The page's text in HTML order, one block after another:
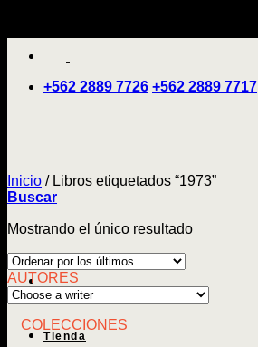
+562 2889 7726 +562 2889 7717
Tienda
Inicio /Libros etiquetados “1973”
Buscar
Mostrando el único resultado
AUTORES
COLECCIONES